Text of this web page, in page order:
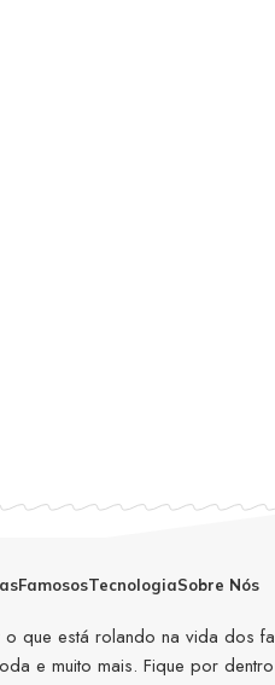
FamososTecnologiaSobre Nós
que está rolando na vida dos
e muito mais. Fique por